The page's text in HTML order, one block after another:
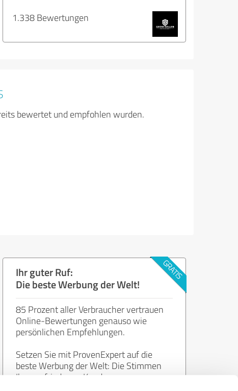
1.338 Bewertungen
bewertet und empfohlen wurden.
Ihr guter Ruf:
Die beste Werbung der Welt!
85 Prozent aller Verbraucher vertrauen
Online-Bewertungen genauso wie
persönlichen Empfehlungen.
Setzen Sie mit ProvenExpert auf die
beste Werbung der Welt: Die Stimmen
Ihrer zufriedenen Kunden.